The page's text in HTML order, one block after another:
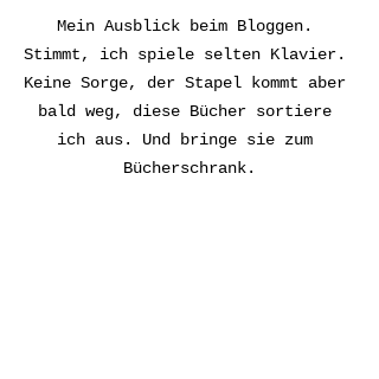
Mein Ausblick beim Bloggen.
Stimmt, ich spiele selten Klavier.
Keine Sorge, der Stapel kommt aber
bald weg, diese Bücher sortiere
ich aus. Und bringe sie zum
Bücherschrank.